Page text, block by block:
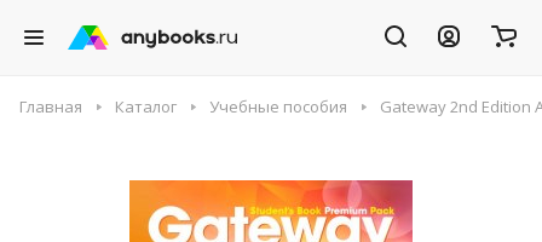
Главная Каталог Учебные пособия Gateway 2nd Edition